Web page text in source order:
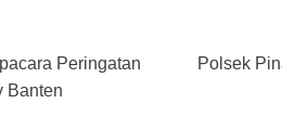
Peringatan
Banten
Polsek